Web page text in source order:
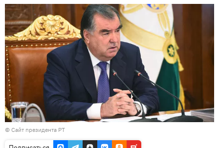
© Сайт президента РТ